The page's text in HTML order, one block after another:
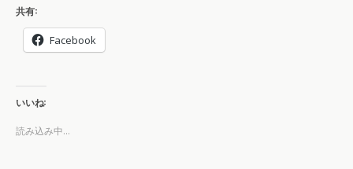
共有:
Facebook
いいね:
読み込み中...